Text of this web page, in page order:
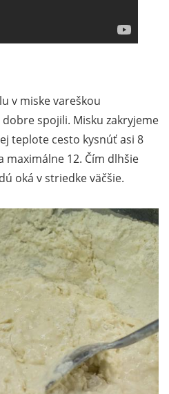
v miske vareškou
spojili. Misku zakryjeme
teplote cesto kysnúť asi 8
maximálne 12. Čím dlhšie
oká v striedke väčšie.